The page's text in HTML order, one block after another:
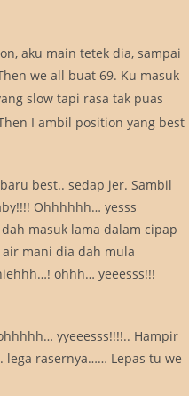
aku main tetek dia, sampai
we all buat 69. Ku masuk
slow tapi rasa tak puas
I ambil position yang best
best.. sedap jer. Sambil
Ohhhhhh… yesss
masuk lama dalam cipap
mani dia dah mula
ohhh… yeeesss!!!
yyeeesss!!!!.. Hampir
lega rasernya…… Lepas tu we